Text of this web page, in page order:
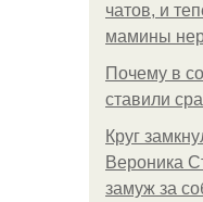
чатов, и
мамины
Почему в
ставили
Круг
Вероника
замуж за